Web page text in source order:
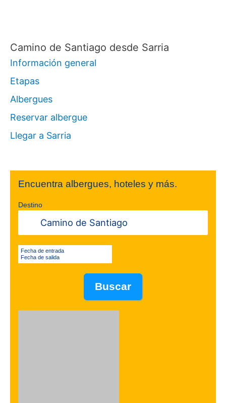
Camino de Santiago desde Sarria
Información general
Etapas
Albergues
Reservar albergue
Llegar a Sarria
Encuentra albergues, hoteles y más.
Destino
Fecha de entrada
Fecha de salida